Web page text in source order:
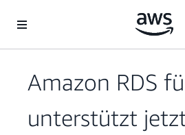
Überspringen zum Hauptinhalt
Amazon RDS
unterstützt